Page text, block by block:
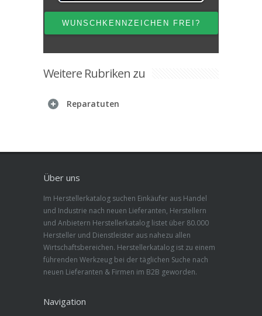
Weitere Rubriken zu
Reparatuten
Über uns
Im Herstellerkatalog suchen Einkäufer aus Handel
und Industrie nach neuen Lieferanten, Herstellern
und Anbietern Herstellerkatalog listet über 80.000
Hersteller und Dienstleister aus nahezu allen
Wirtschaftsbereichen. Herstellerkatalog ist zu einem
führenden Werkzeug bei der täglichen Suche nach
neuen Lieferanten & Firmen im B2B geworden.
Navigation